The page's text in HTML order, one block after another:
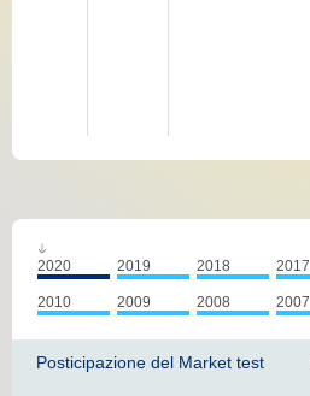
2020 2019 2018 2017
2010 2009 2008 2007
Posticipazione del Market test